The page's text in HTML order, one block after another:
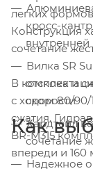
легких
Конструкция
сочетание
В
с ходом 80/90/
сжатия.
BR-M315
впереди и 160
кросс-
Вилка SR
отскока и
скорости
Хардтейл
сочетание
Надежное
Как